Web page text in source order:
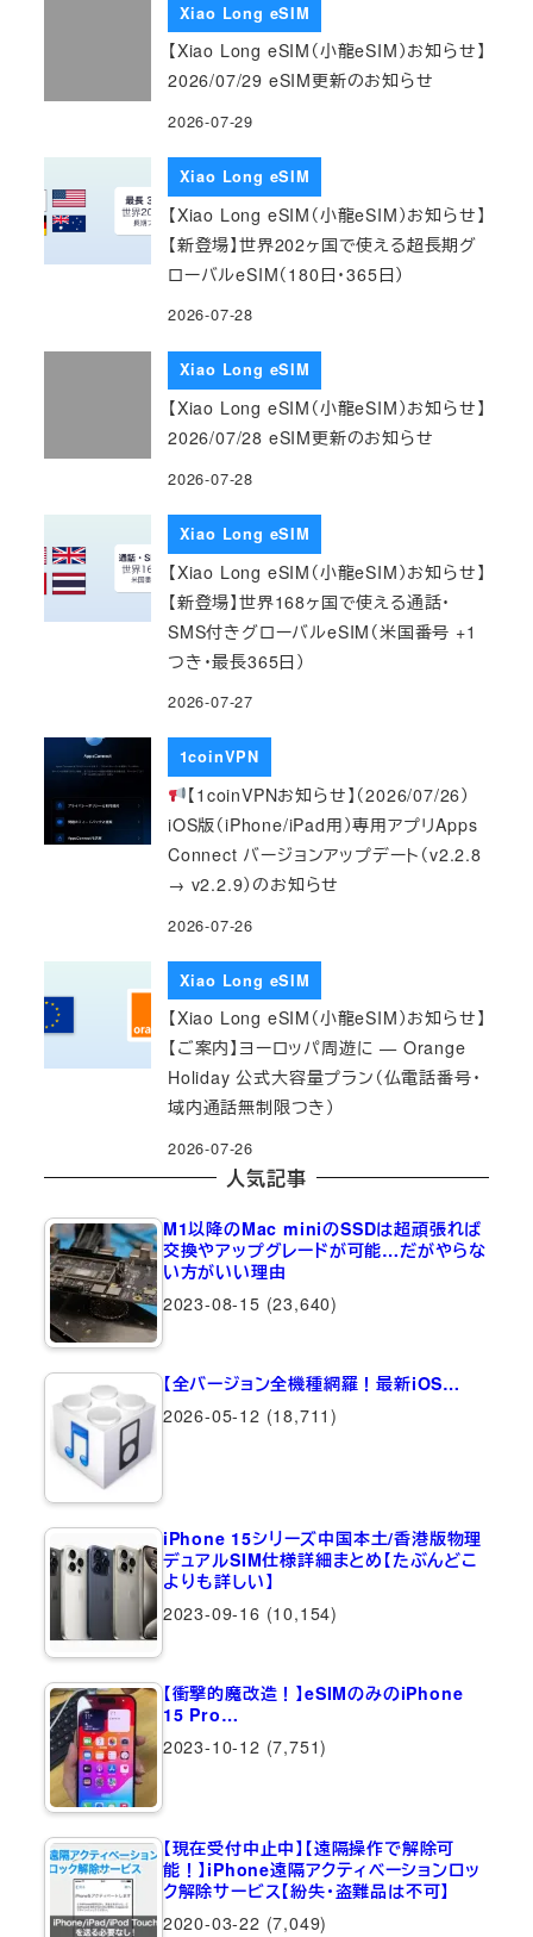
Xiao Long eSIM
【Xiao Long eSIM（小龍eSIM）お知らせ】
2026/07/29 eSIM更新のお知らせ
2026-07-29
Xiao Long eSIM
【Xiao Long eSIM（小龍eSIM）お知らせ】
【新登場】世界202ヶ国で使える超長期グ
ローバルeSIM（180日・365日）
2026-07-28
Xiao Long eSIM
【Xiao Long eSIM（小龍eSIM）お知らせ】
2026/07/28 eSIM更新のお知らせ
2026-07-28
Xiao Long eSIM
【Xiao Long eSIM（小龍eSIM）お知らせ】
【新登場】世界168ヶ国で使える通話・
SMS付きグローバルeSIM（米国番号 +1
つき・最長365日）
2026-07-27
1coinVPN
【1coinVPNお知らせ】（2026/07/26）
iOS版（iPhone/iPad用）専用アプリApps
Connect バージョンアップデート（v2.2.8
→ v2.2.9）のお知らせ
2026-07-26
Xiao Long eSIM
【Xiao Long eSIM（小龍eSIM）お知らせ】
【ご案内】ヨーロッパ周遊に — Orange
Holiday 公式大容量プラン（仏電話番号・
域内通話無制限つき）
2026-07-26
人気記事
M1以降のMac miniのSSDは超頑張れば
交換やアップグレードが可能…だがやらな
い方がいい理由
2023-08-15 (23,640)
【全バージョン全機種網羅！最新iOS…
2026-05-12 (18,711)
iPhone 15シリーズ中国本土/香港版物理
デュアルSIM仕様詳細まとめ【たぶんどこ
よりも詳しい】
2023-09-16 (10,154)
【衝撃的魔改造！】eSIMのみのiPhone
15 Pro…
2023-10-12 (7,751)
【現在受付中止中】【遠隔操作で解除可
能！】iPhone遠隔アクティベーションロッ
ク解除サービス【紛失・盗難品は不可】
2020-03-22 (7,049)